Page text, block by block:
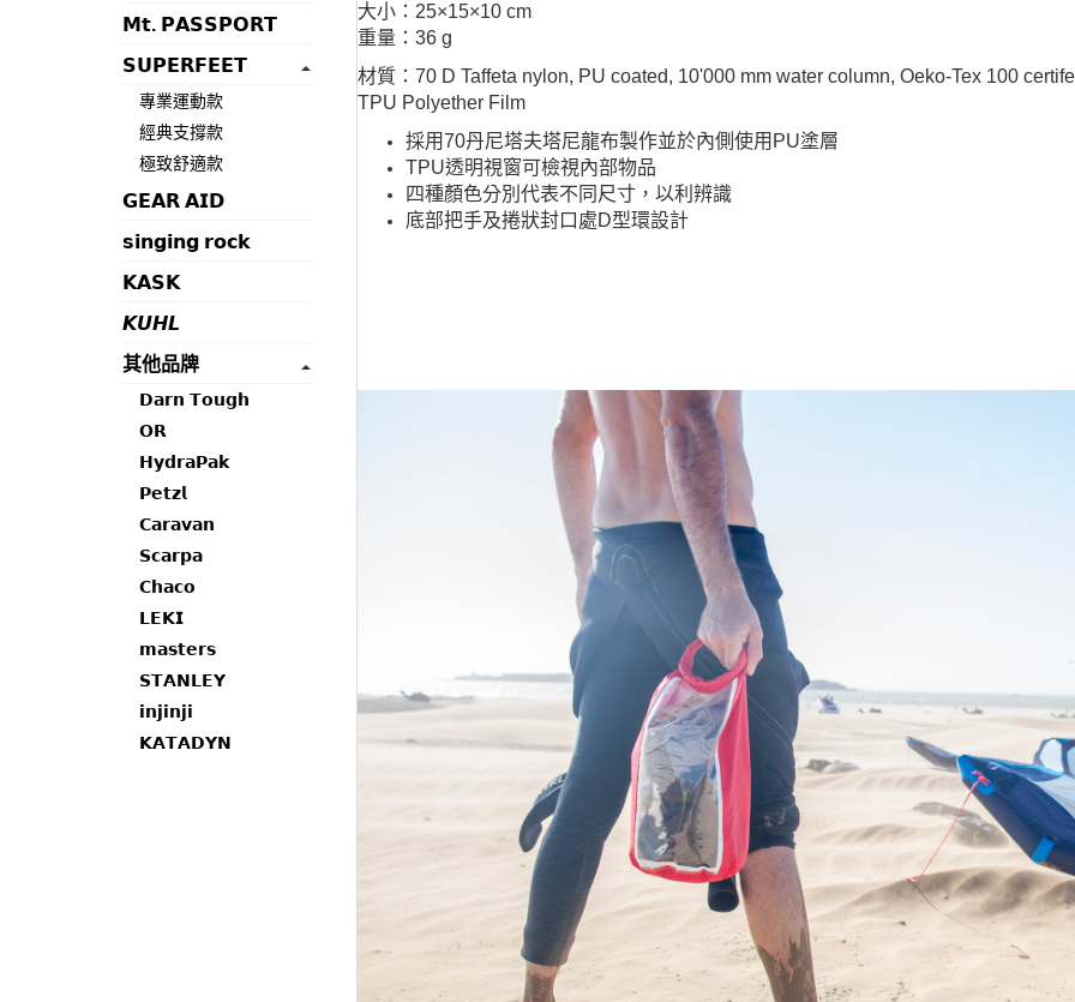
𝗠𝘁. 𝗣𝗔𝗦𝗦𝗣𝗢𝗥𝗧
𝗦𝗨𝗣𝗘𝗥𝗙𝗘𝗘𝗧
專業運動款
經典支撐款
極致舒適款
𝗚𝗘𝗔𝗥 𝗔𝗜𝗗
𝘀𝗶𝗻𝗴𝗶𝗻𝗴 𝗿𝗼𝗰𝗸
𝗞𝗔𝗦𝗞
𝙆𝙐𝙃𝙇
其他品牌
𝗗𝗮𝗿𝗻 𝗧𝗼𝘂𝗴𝗵
𝗢𝗥
𝗛𝘆𝗱𝗿𝗮𝗣𝗮𝗸
𝗣𝗲𝘁𝘇𝗹
𝗖𝗮𝗿𝗮𝘃𝗮𝗻
𝗦𝗰𝗮𝗿𝗽𝗮
𝗖𝗵𝗮𝗰𝗼
𝗟𝗘𝗞𝗜
𝗺𝗮𝘀𝘁𝗲𝗿𝘀
𝗦𝗧𝗔𝗡𝗟𝗘𝗬
𝗶𝗻𝗷𝗶𝗻𝗷𝗶
𝗞𝗔𝗧𝗔𝗗𝗬𝗡
大小：25×15×10 cm
重量：36 g
材質：70 D Taffeta nylon, PU coated, 10'000 mm water column, Oeko-Tex 100
TPU Polyether Film
採用70丹尼塔夫塔尼龍布製作並於內側使用PU塗層
TPU透明視窗可檢視內部物品
四種顏色分別代表不同尺寸，以利辨識
底部把手及捲狀封口處D型環設計